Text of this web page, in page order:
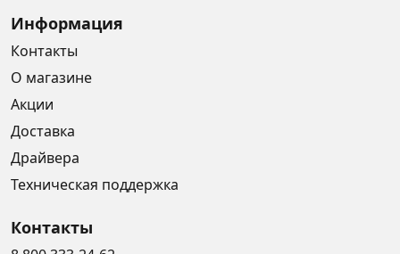
Информация
Контакты
О магазине
Акции
Доставка
Драйвера
Техническая поддержка
Контакты